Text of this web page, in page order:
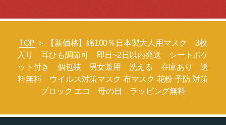
TOP ＞ 【新価格】綿100％日本製大人用マスク 3枚
入り 耳ひも調節可 即日~2日以内発送 シートポケ
ット付き 個包装 男女兼用 洗える 在庫あり 送
料無料 ウイルス対策マスク 布マスク 花粉 予防 対策
ブロック エコ 母の日 ラッピング無料